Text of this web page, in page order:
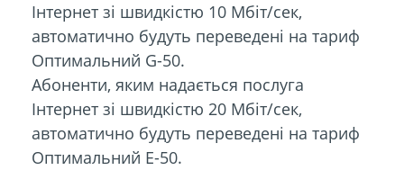
Інтернет зі швидкістю 10 Мбіт/сек,
автоматично будуть переведені на тариф
Оптимальний G-50.
Абоненти, яким надається послуга
Інтернет зі швидкістю 20 Мбіт/сек,
автоматично будуть переведені на тариф
Оптимальний E-50.